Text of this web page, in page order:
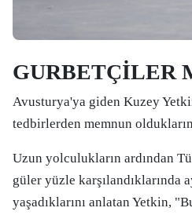
GURBETÇİLER
Avusturya'ya giden Kuzey
tedbirlerden memnun
Uzun yolculukların ardından
güler yüzle karşılandıklarında
yaşadıklarını anlatan Yetkin,